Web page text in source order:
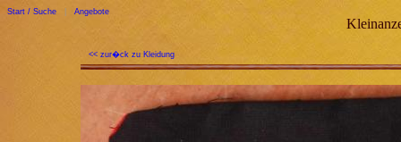
Start / Suche Angebote
<< zur�ck zu Kleidung